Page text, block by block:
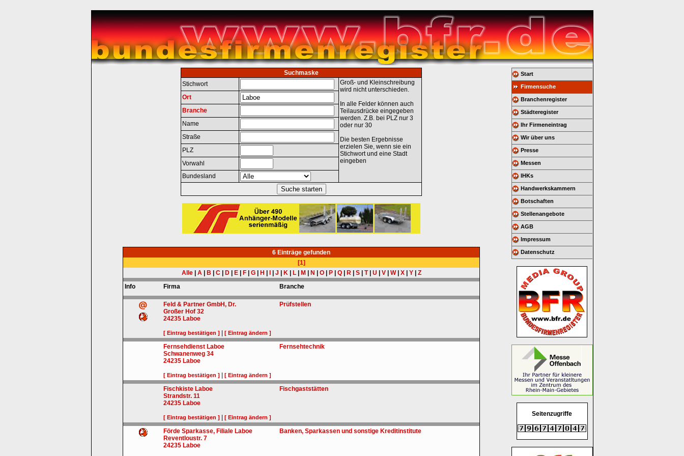
Suchmaske
Stichwort
Groß- und Kleinschreibung
wird nicht unterschieden.
In alle Felder können auch
Teilausdrücke eingegeben
werden. Z.B. bei PLZ nur 3
oder nur 30
Die besten Ergebnisse
erzielen Sie, wenn sie ein
Stichwort und eine Stadt
eingeben
Ort
Branche
Name
Straße
PLZ
Vorwahl
Bundesland
6 Einträge gefunden
[1]
Alle| A| B C| D| E| F| G| H J K| L| M N O| P| Q| R| S| T| U V| W| X| Y| Z
Info
Firma Branche
Feld & Partner GmbH, Dr.
Großer Hof 32
24235 Laboe
[ Eintrag bestätigen ] [ Eintrag ändern ]
Prüfstellen
Fernsehdienst Laboe
Schwanenweg 34
24235 Laboe
[ Eintrag bestätigen ] [ Eintrag ändern ]
Fernsehtechnik
Fischkiste Laboe
Strandstr. 11
24235 Laboe
[ Eintrag bestätigen ] [ Eintrag ändern ]
Fischgaststätten
Förde Sparkasse, Filiale Laboe
Reventloustr. 7
24235 Laboe
Banken, Sparkassen und sonstige Kreditinstitute
Start
Firmensuche
Branchenregister
Städteregister
Ihr Firmeneintrag
Wir über uns
Presse
Messen
IHKs
Handwerkskammern
Botschaften
Stellenangebote
AGB
Impressum
Datenschutz
Seitenzugriffe